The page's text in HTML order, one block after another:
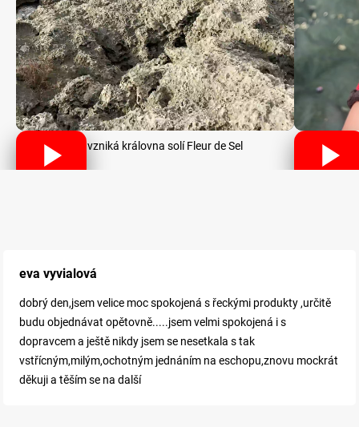
Jak vzniká královna solí Fleur de Sel
eva vyvialová
dobrý den,jsem velice moc spokojená s řeckými produkty ,určitě
budu objednávat opětovně.....jsem velmi spokojená i s
dopravcem a ještě nikdy jsem se nesetkala s tak
vstřícným,milým,ochotným jednáním na eschopu,znovu mockrát
děkuji a těším se na další